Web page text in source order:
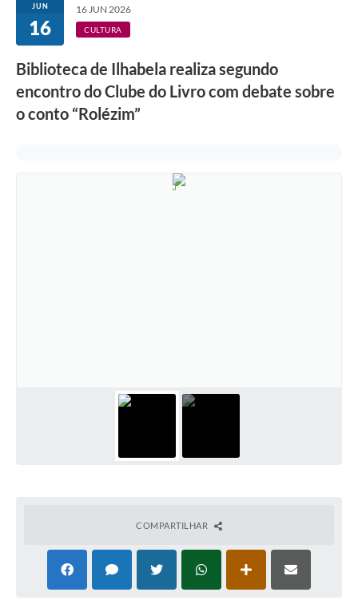
JUN
16
16 JUN 2026
CULTURA
Biblioteca de Ilhabela realiza segundo
encontro do Clube do Livro com debate sobre
o conto “Rolézim”
COMPARTILHAR